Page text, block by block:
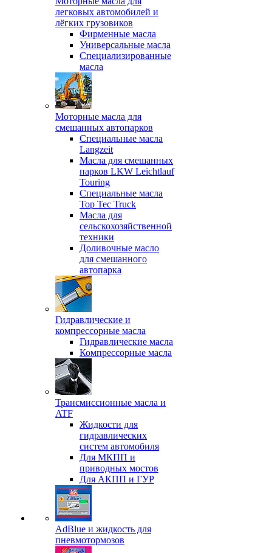
легковых автомобилей и
лёгких грузовиков
Фирменные масла
Универсальные масла
Специализированные
масла
Моторные масла для
смешанных автопарков
Специальные масла
Langzeit
Масла для смешанных
парков LKW Leichtlauf
Touring
Специальные масла
Top Tec Truck
Масла для
сельскохозяйственной
техники
Доливочные масло
для смешанного
автопарка
Гидравлические и
компрессорные масла
Гидравлические масла
Компрессорные масла
Трансмиссионные масла и
ATF
Жидкости для
гидравлических
систем автомобиля
Для МКПП и
приводных мостов
Для АКПП и ГУР
AdBlue и жидкость для
пневмотормозов